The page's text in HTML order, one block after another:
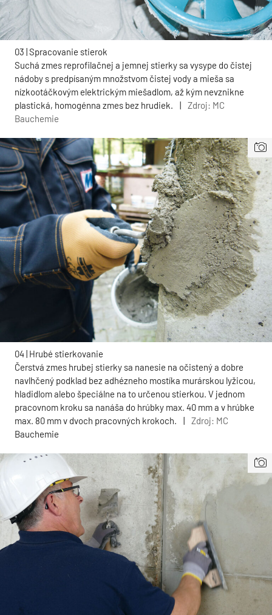
03 | Spracovanie stierok
Suchá zmes reprofilačnej a jemnej stierky sa vysype do čistej
nádoby s predpísaným množstvom čistej vody a mieša sa
nízkootáčkovým elektrickým miešadlom, až kým nevznikne
plastická, homogénna zmes bez hrudiek.
Zdroj: MC
Bauchemie
04 | Hrubé stierkovanie
Čerstvá zmes hrubej stierky sa nanesie na očistený a dobre
navlhčený podklad bez adhézneho mostíka murárskou lyžicou,
hladidlom alebo špeciálne na to určenou stierkou. V jednom
pracovnom kroku sa nanáša do hrúbky max. 40 mm a v hrúbke
max. 80 mm v dvoch pracovných krokoch.
Zdroj: MC
Bauchemie